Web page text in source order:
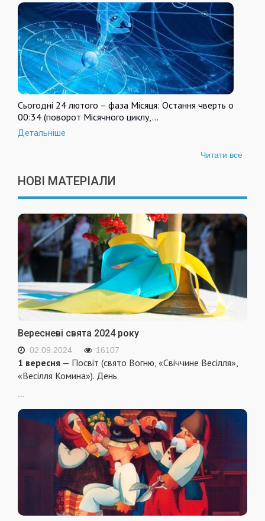
Сьогодні 24 лютого – фаза Місяця: Остання чверть о
00:34 (поворот Місячного циклу,…
Детальніше
Читати все
НОВІ МАТЕРІАЛИ
Вересневі свята 2024 року
02.09.2024 16107
1 вересня — Посвіт (свято Вогню, «Свіччине Весілля»,
«Весілля Комина»). День